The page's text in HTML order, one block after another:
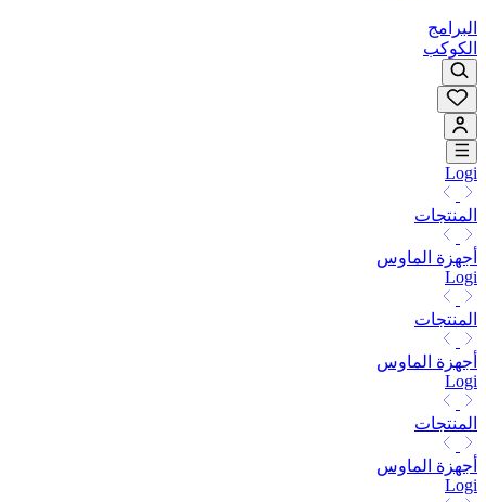
البرامج
الكوكب
Logi
المنتجات
أجهزة الماوس
Logi
المنتجات
أجهزة الماوس
Logi
المنتجات
أجهزة الماوس
Logi